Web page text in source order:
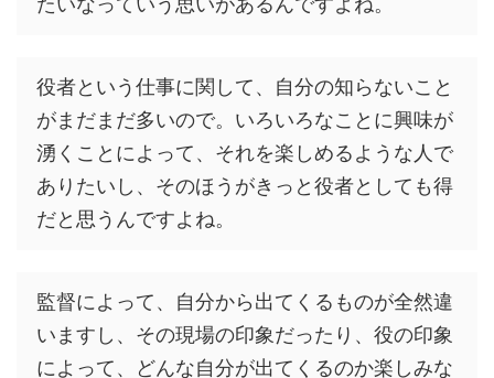
役者という仕事に関して、自分の知らないこと
がまだまだ多いので。いろいろなことに興味が
湧くことによって、それを楽しめるような人で
ありたいし、そのほうがきっと役者としても得
だと思うんですよね。
監督によって、自分から出てくるものが全然違
いますし、その現場の印象だったり、役の印象
によって、どんな自分が出てくるのか楽しみな